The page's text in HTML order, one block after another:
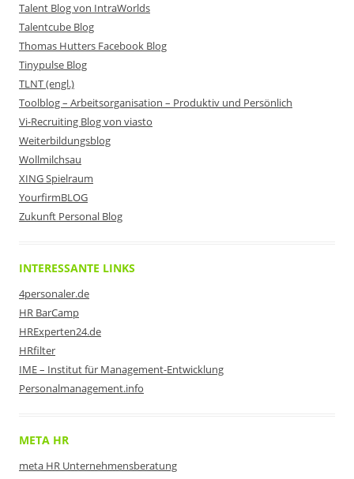
Talent Blog von IntraWorlds
Talentcube Blog
Thomas Hutters Facebook Blog
Tinypulse Blog
TLNT (engl.)
Toolblog – Arbeitsorganisation – Produktiv und Persönlich
Vi-Recruiting Blog von viasto
Weiterbildungsblog
Wollmilchsau
XING Spielraum
YourfirmBLOG
Zukunft Personal Blog
INTERESSANTE LINKS
4personaler.de
HR BarCamp
HRExperten24.de
HRfilter
IME – Institut für Management-Entwicklung
Personalmanagement.info
META HR
meta HR Unternehmensberatung